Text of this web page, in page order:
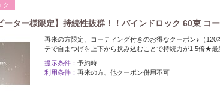
ク
ーター様限定】持続性抜群！！バインドロック 60束 コ
再来の方限定、コーティング付きのお得なクーポン♪（120
テで自まつげを上下から挟み込むことで持続力が1.5倍★最
提示条件： 予約時
利用条件： 再来の方、他クーポン併用不可